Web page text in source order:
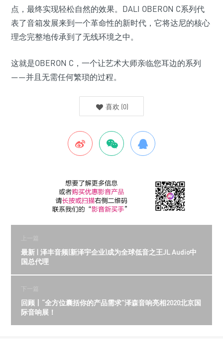
点，最终实现轻松自然的效果。DALI OBERON C系列代
表了音箱发展来到一个革命性的新时代，它将达尼的核心
理念完整地传承到了无线环境之中。
这就是OBERON C，一个让艺术大师亲临您耳边的系列
——并且无需任何繁琐的过程。
喜欢 (0)
上一篇
最新 | 泽丰音频(新泽宇企业)成为全球低音之王JL Audio中
国总代理
下一篇
回顾丨“全方位囊括你的产品需求”泽森音响亮相2020北京国
际音响展！